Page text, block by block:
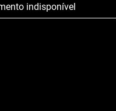
indisponível